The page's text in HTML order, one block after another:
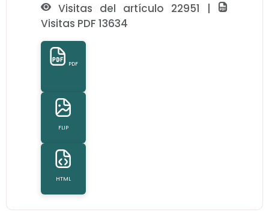
Visitas del artículo 22951 |
Visitas PDF 13634
PDF
FLIP
HTML